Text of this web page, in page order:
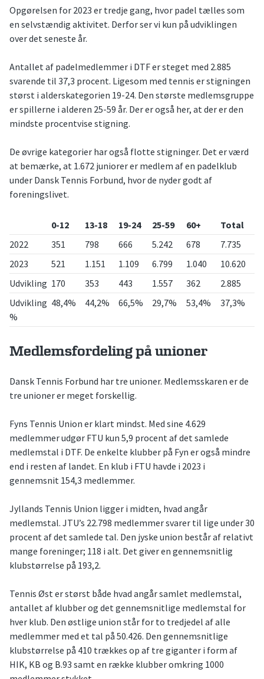
Opgørelsen for 2023 er tredje gang, hvor padel tælles som
en selvstændig aktivitet. Derfor ser vi kun på udviklingen
over det seneste år.
Antallet af padelmedlemmer i DTF er steget med 2.885
svarende til 37,3 procent. Ligesom med tennis er stigningen
størst i alderskategorien 19-24. Den største medlemsgruppe
er spillerne i alderen 25-59 år. Der er også her, at der er den
mindste procentvise stigning.
De øvrige kategorier har også flotte stigninger. Det er værd
at bemærke, at 1.672 juniorer er medlem af en padelklub
under Dansk Tennis Forbund, hvor de nyder godt af
foreningslivet.
0-12 13-18 19-24 25-59 60+
Total
2022
351 798 666 5.242 678
7.735
2023
521 1.151 1.109 6.799 1.040
10.620
Udvikling 170 353 443 1.557 362
2.885
Udvikling
%
48,4% 44,2% 66,5% 29,7% 53,4% 37,3%
Medlemsfordeling på unioner
Dansk Tennis Forbund har tre unioner. Medlemsskaren er de
tre unioner er meget forskellig.
Fyns Tennis Union er klart mindst. Med sine 4.629
medlemmer udgør FTU kun 5,9 procent af det samlede
medlemstal i DTF. De enkelte klubber på Fyn er også mindre
end i resten af landet. En klub i FTU havde i 2023 i
gennemsnit 154,3 medlemmer.
Jyllands Tennis Union ligger i midten, hvad angår
medlemstal. JTU’s 22.798 medlemmer svarer til lige under 30
procent af det samlede tal. Den jyske union består af relativt
mange foreninger; 118 i alt. Det giver en gennemsnitlig
klubstørrelse på 193,2.
Tennis Øst er størst både hvad angår samlet medlemstal,
antallet af klubber og det gennemsnitlige medlemstal for
hver klub. Den østlige union står for to tredjedel af alle
medlemmer med et tal på 50.426. Den gennemsnitlige
klubstørrelse på 410 trækkes op af tre giganter i form af
HIK, KB og B.93 samt en række klubber omkring 1000